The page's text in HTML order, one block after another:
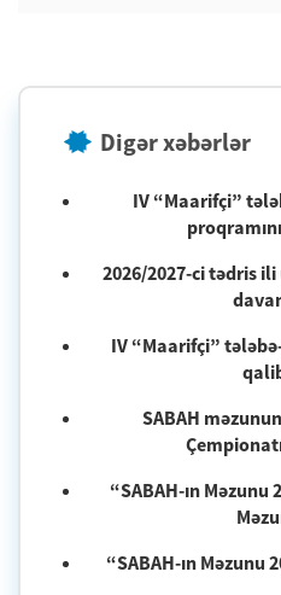
Digər xəbərlər
IV “Maarifçi”
2026/2027-ci tədris
IV “Maarifçi”
SABAH
“SABAH-ın
“SABAH-ın